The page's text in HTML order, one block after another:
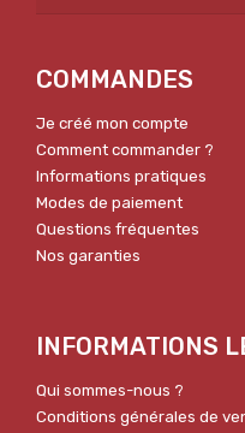
COMMANDES
Je créé mon compte
Comment commander ?
Informations pratiques
Modes de paiement
Questions fréquentes
Nos garanties
INFORMATIONS
Qui sommes-nous ?
Conditions générales de